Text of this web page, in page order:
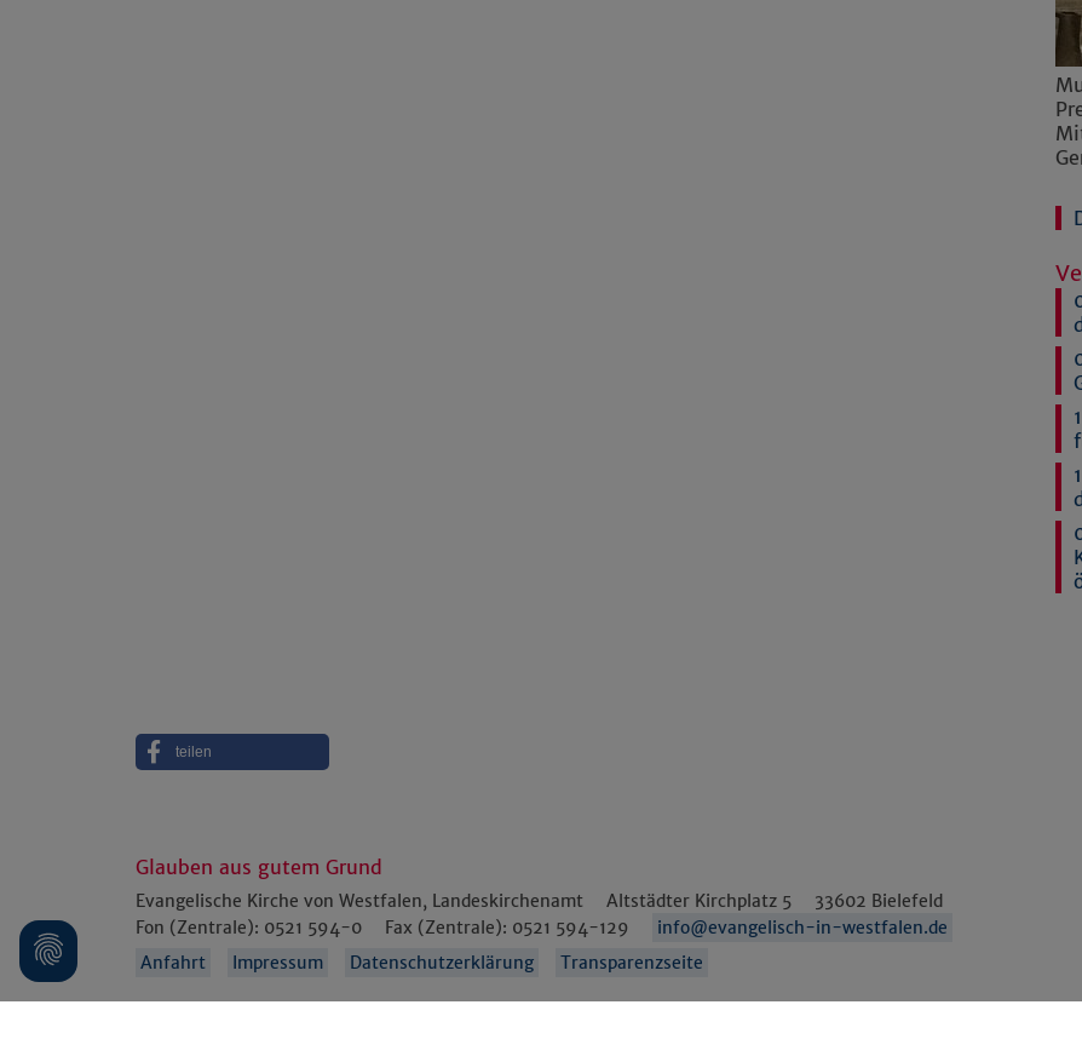
teilen
Glauben aus gutem Grund
Evangelische Kirche von Westfalen, Landeskirchenamt Altstädter Kirchplatz 5 33602 Bielefeld
Fon (Zentrale): 0521 594-0 Fax (Zentrale): 0521 594-129
info@evangelisch-in-westfalen.de
Anfahrt
Impressum Datenschutzerklärung Transparenzseite